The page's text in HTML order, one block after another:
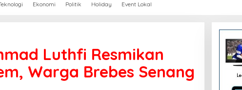
Ekonomi Politik Holiday Event Lokal
Luthfi Resmikan
Warga Brebes Senang